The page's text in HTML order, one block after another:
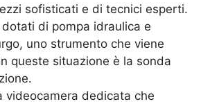
sofisticati e di tecnici esperti.
di pompa idraulica e
uno strumento che viene
queste situazione è la sonda
videocamera dedicata che